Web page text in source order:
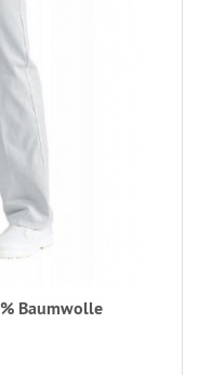
Baumwolle